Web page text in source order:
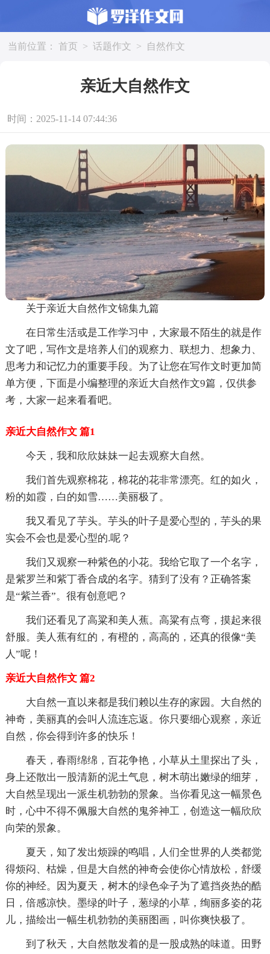
当前位置： 首页 > 话题作文 > 自然作文
亲近大自然作文
时间：2025-11-14 07:44:36
关于亲近大自然作文锦集九篇
在日常生活或是工作学习中，大家最不陌生的就是作
文了吧，写作文是培养人们的观察力、联想力、想象力、
思考力和记忆力的重要手段。为了让您在写作文时更加简
单方便，下面是小编整理的亲近大自然作文9篇，仅供参
考，大家一起来看看吧。
亲近大自然作文 篇1
今天，我和欣欣妹妹一起去观察大自然。
我们首先观察棉花，棉花的花非常漂亮。红的如火，
粉的如霞，白的如雪……美丽极了。
我又看见了芋头。芋头的叶子是爱心型的，芋头的果
实会不会也是爱心型的.呢？
我们又观察一种紫色的小花。我给它取了一个名字，
是紫罗兰和紫丁香合成的名字。猜到了没有？正确答案
是“紫兰香”。很有创意吧？
我们还看见了高粱和美人蕉。高粱有点弯，摸起来很
舒服。美人蕉有红的，有橙的，高高的，还真的很像“美
人”呢！
亲近大自然作文 篇2
大自然一直以来都是我们赖以生存的家园。大自然的
神奇，美丽真的会叫人流连忘返。你只要细心观察，亲近
自然，你会得到许多的快乐！
春天，春雨绵绵，百花争艳，小草从土里探出了头，
身上还散出一股清新的泥土气息，树木萌出嫩绿的细芽，
大自然呈现出一派生机勃勃的景象。当你看见这一幅景色
时，心中不得不佩服大自然的鬼斧神工，创造这一幅欣欣
向荣的景象。
夏天，知了发出烦躁的鸣唱，人们全世界的人类都觉
得烦闷、枯燥，但是大自然的神奇会使你心情放松，舒缓
你的神经。因为夏天，树木的绿色伞子为了遮挡炎热的酷
日，倍感凉快。墨绿的叶子，葱绿的小草，绚丽多姿的花
儿，描绘出一幅生机勃勃的美丽图画，叫你爽快极了。
到了秋天，大自然散发着的是一股成熟的味道。田野